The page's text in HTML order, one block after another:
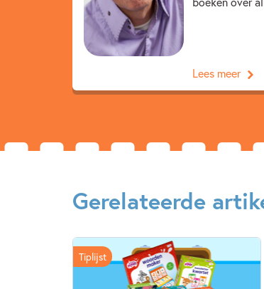
Lees meer
Gerelateerde
Tiplijst